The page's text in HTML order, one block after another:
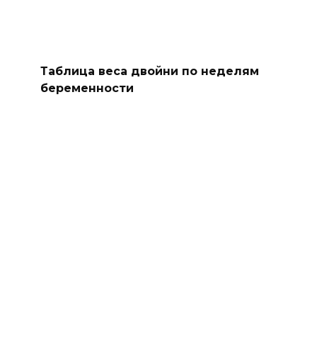
Таблица веса двойни по неделям
беременности